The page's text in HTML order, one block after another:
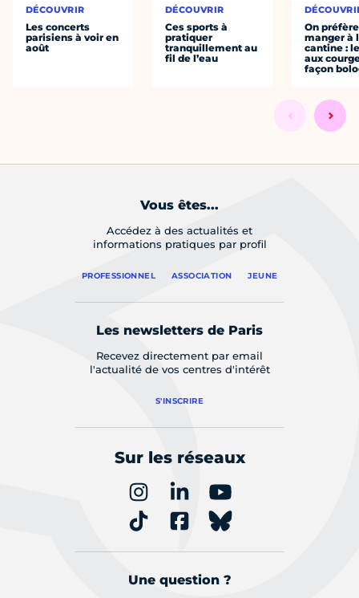
DÉCOUVRIR
Les concerts
parisiens à voir en
août
DÉCOUVRIR
Ces sports à
pratiquer
tranquillement au
fil de l’eau
On préfère
manger à
cantine :
aux
façon
Vous êtes...
Accédez à des actualités et
informations pratiques par profil
PROFESSIONNEL ASSOCIATION JEUNE
Les newsletters de Paris
Recevez directement par email
l'actualité de vos centres d'intérêt
S'INSCRIRE
Sur les réseaux
Une question ?